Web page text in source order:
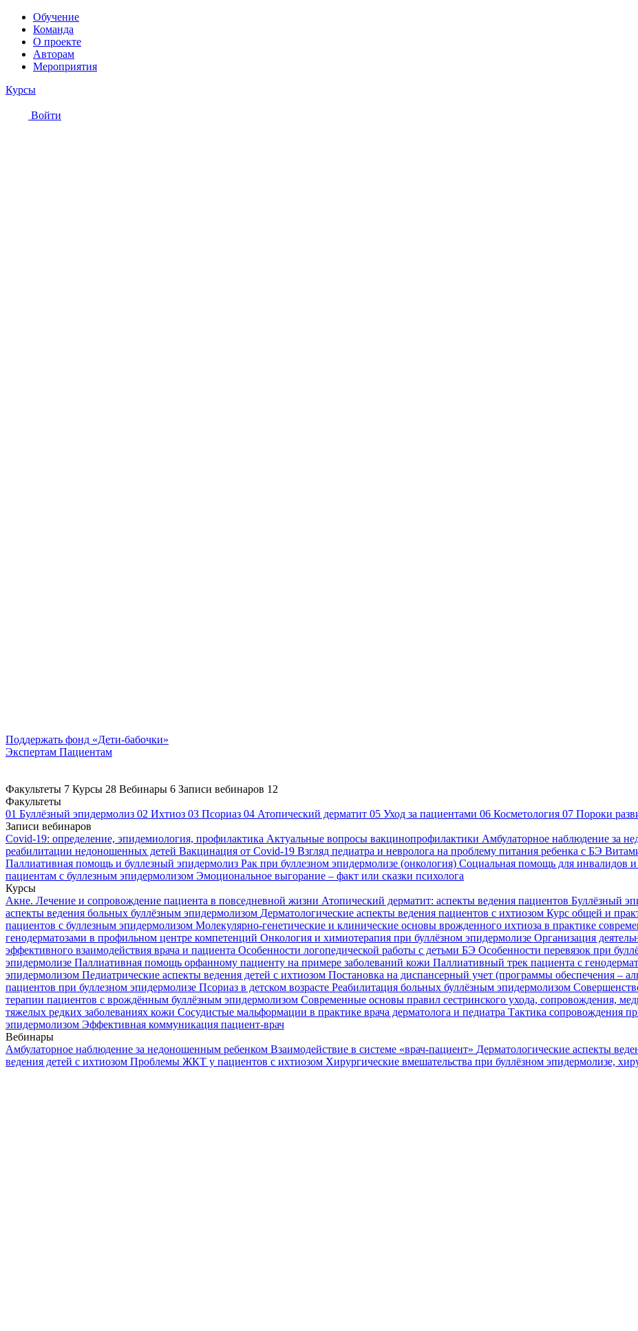
Обучение
Команда
О проекте
Авторам
Мероприятия
Курсы
Войти
Поддержать фонд «Дети-бабочки»
Экспертам Пациентам
Факультеты 7 Курсы 28 Вебинары 6 Записи вебинаров 12
Факультеты
01 Буллёзный эпидермолиз 02 Ихтиоз 03 Псориаз 04 Атопический дерматит 05 Уход за пациентами 06 Косметология 07 Пороки
Записи вебинаров
Covid-19: определение, эпидемиология, профилактика Актуальные вопросы вакцинопрофилактики Амбулаторное наблюдение за
реабилитации недоношенных детей Вакцинация от Covid-19 Взгляд педиатра и невролога на проблему питания ребенка с БЭ
Паллиативная помощь и буллезный эпидермолиз Рак при буллезном эпидермолизе (онкология) Социальная помощь для инвалидов и
пациентам с буллезным эпидермолизом Эмоциональное выгорание – факт или сказки психолога
Курсы
Акне. Лечение и сопровождение пациента в повседневной жизни Атопический дерматит: аспекты ведения пациентов Буллёзный
аспекты ведения больных буллёзным эпидермолизом Дерматологические аспекты ведения пациентов с ихтиозом Курс общей и
пациентов с буллезным эпидермолизом Молекулярно-генетические и клинические основы врожденного ихтиоза в практике
генодерматозами в профильном центре компетенций Онкология и химиотерапия при буллёзном эпидермолизе Организация
эффективного взаимодействия врача и пациента Особенности логопедической работы с детьми БЭ Особенности перевязок при
эпидермолизе Паллиативная помощь орфанному пациенту на примере заболеваний кожи Паллиативный трек пациента с
эпидермолизом Педиатрические аспекты ведения детей с ихтиозом Постановка на диспансерный учет (программы обеспечения –
пациентов при буллезном эпидермолизе Псориаз в детском возрасте Реабилитация больных буллёзным эпидермолизом
терапии пациентов с врождённым буллёзным эпидермолизом Современные основы правил сестринского ухода, сопровождения,
тяжелых редких заболеваниях кожи Сосудистые мальформации в практике врача дерматолога и педиатра Тактика сопровождения
эпидермолизом Эффективная коммуникация пациент-врач
Вебинары
Амбулаторное наблюдение за недоношенным ребенком Взаимодействие в системе «врач-пациент» Дерматологические аспекты
ведения детей с ихтиозом Проблемы ЖКТ у пациентов с ихтиозом Хирургические вмешательства при буллёзном эпидермолизе,